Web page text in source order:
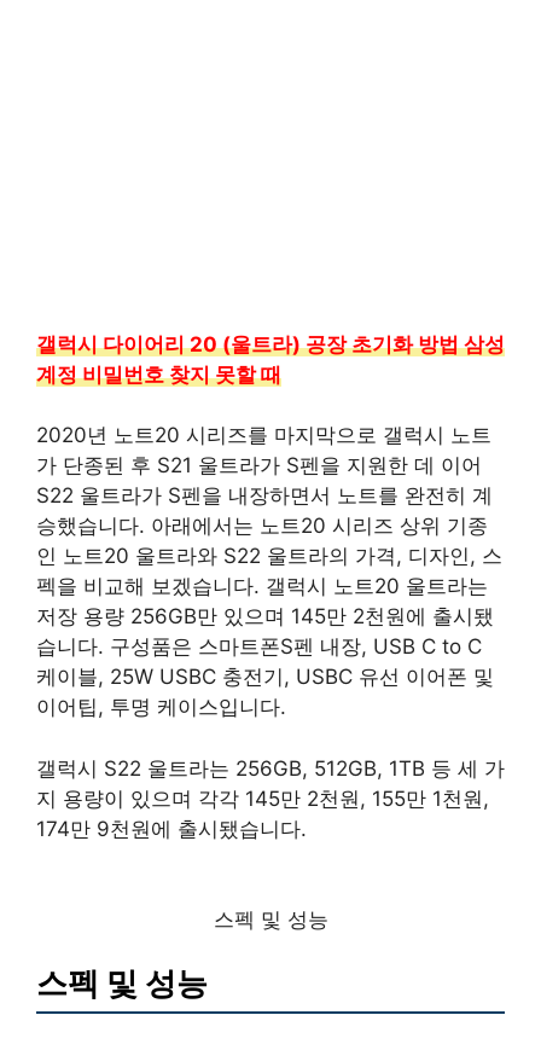
갤럭시 다이어리 20 (울트라) 공장 초기화 방법 삼성
계정 비밀번호 찾지 못할 때
2020년 노트20 시리즈를 마지막으로 갤럭시 노트
가 단종된 후 S21 울트라가 S펜을 지원한 데 이어
S22 울트라가 S펜을 내장하면서 노트를 완전히 계
승했습니다. 아래에서는 노트20 시리즈 상위 기종
인 노트20 울트라와 S22 울트라의 가격, 디자인, 스
펙을 비교해 보겠습니다. 갤럭시 노트20 울트라는
저장 용량 256GB만 있으며 145만 2천원에 출시됐
습니다. 구성품은 스마트폰S펜 내장, USB C to C
케이블, 25W USBC 충전기, USBC 유선 이어폰 및
이어팁, 투명 케이스입니다.
갤럭시 S22 울트라는 256GB, 512GB, 1TB 등 세 가
지 용량이 있으며 각각 145만 2천원, 155만 1천원,
174만 9천원에 출시됐습니다.
스펙 및 성능
스펙 및 성능